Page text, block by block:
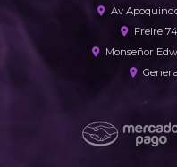
Av
Freire
Monseñor